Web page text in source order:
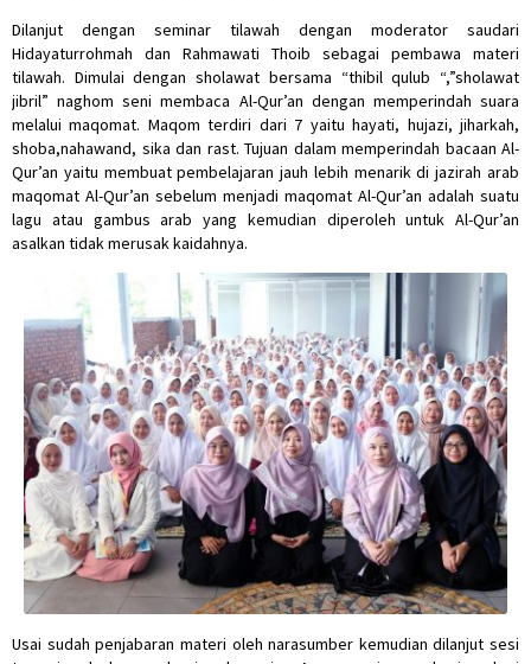
Dilanjut dengan seminar tilawah dengan moderator saudari
Hidayaturrohmah dan Rahmawati Thoib sebagai pembawa materi
tilawah. Dimulai dengan sholawat bersama “thibil qulub “,”sholawat
jibril” naghom seni membaca Al-Qur’an dengan memperindah suara
melalui maqomat. Maqom terdiri dari 7 yaitu hayati, hujazi, jiharkah,
shoba,nahawand, sika dan rast. Tujuan dalam memperindah bacaan Al-
Qur’an yaitu membuat pembelajaran jauh lebih menarik di jazirah arab
maqomat Al-Qur’an sebelum menjadi maqomat Al-Qur’an adalah suatu
lagu atau gambus arab yang kemudian diperoleh untuk Al-Qur’an
asalkan tidak merusak kaidahnya.
Usai sudah penjabaran materi oleh narasumber kemudian dilanjut sesi